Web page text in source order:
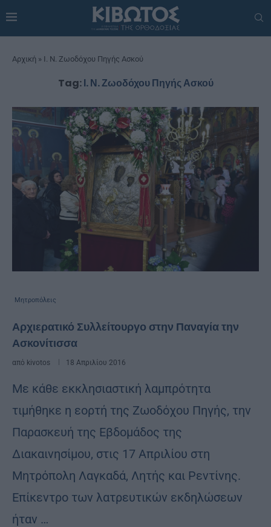
Αρχική » Ι. Ν. Ζωοδόχου Πηγής Ασκού
Tag:Ι. Ν. Ζωοδόχου Πηγής Ασκού
Μητροπόλεις
Αρχιερατικό Συλλείτουργο στην Παναγία την
Ασκονίτισσα
από kivotos 18 Απριλίου 2016
Με κάθε εκκλησιαστική λαμπρότητα
τιμήθηκε η εορτή της Ζωοδόχου Πηγής, την
Παρασκευή της Εβδομάδος της
Διακαινησίμου, στις 17 Απριλίου στη
Μητρόπολη Λαγκαδά, Λητής και Ρεντίνης.
Επίκεντρο των λατρευτικών εκδηλώσεων
ήταν …